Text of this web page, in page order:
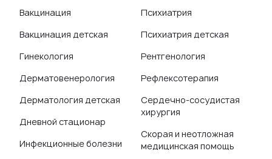
Вакцинация
Вакцинация детская
Гинекология
Дерматовенерология
Дерматология детская
Дневной стационар
Инфекционные болезни
Психиатрия
Психиатрия детская
Рентгенология
Рефлексотерапия
Сердечно-сосудистая
хирургия
Скорая и неотложная
медицинская помощь